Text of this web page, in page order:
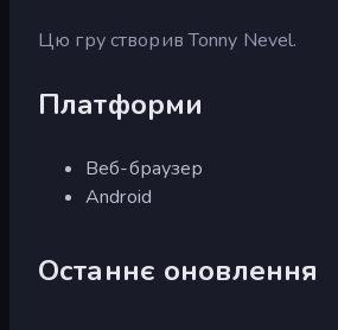
Цю гру створив Tonny Nevel.
Платформи
Веб-браузер
Android
Останнє оновлення